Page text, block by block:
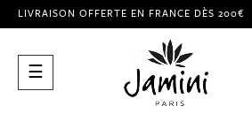
LIVRAISON OFFERTE EN FRANCE DÈS 200€
Basculer
la
☰